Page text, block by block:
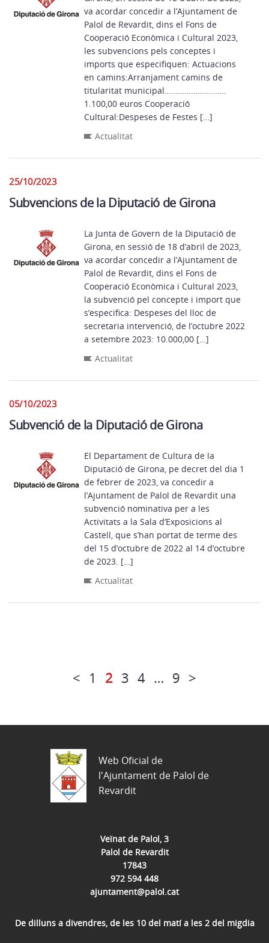
va acordar concedir a l’Ajuntament de
Palol de Revardit, dins el Fons de
Cooperació Econòmica i Cultural 2023,
les subvencions pels conceptes i
imports que especifiquen: Actuacions
en camins:Arranjament camins de
titularitat municipal……………………….
1.100,00 euros Cooperació
Cultural:Despeses de Festes […]
Actualitat
25/10/2023
Subvencions de la Diputació de Girona
La Junta de Govern de la Diputació de
Girona, en sessió de 18 d’abril de 2023,
va acordar concedir a l’Ajuntament de
Palol de Revardit, dins el Fons de
Cooperació Econòmica i Cultural 2023,
la subvenció pel concepte i import que
s’especifica: Despeses del lloc de
secretaria intervenció, de l’octubre 2022
a setembre 2023: 10.000,00 […]
Actualitat
05/10/2023
Subvenció de la Diputació de Girona
El Departament de Cultura de la
Diputació de Girona, pe decret del dia 1
de febrer de 2023, va concedir a
l’Ajuntament de Palol de Revardit una
subvenció nominativa per a les
Activitats a la Sala d’Exposicions al
Castell, que s’han portat de terme des
del 15 d’octubre de 2022 al 14 d’octubre
de 2023. […]
Actualitat
< 1 2 3 4 … 9 >
Veïnat de Palol, 3
Palol de Revardit
17843
972 594 448
ajuntament@palol.cat
De dilluns a divendres, de les 10 del matí a les 2 del migdia
Web Oficial de
l'Ajuntament de Palol de
Revardit